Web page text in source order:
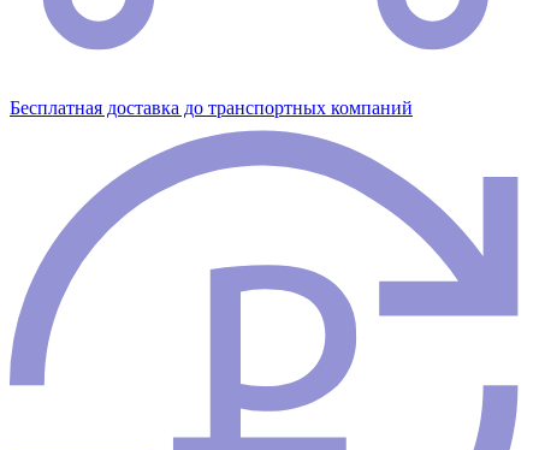
Бесплатная доставка до транспортных компаний